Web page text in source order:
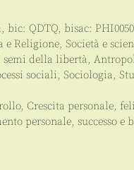
, bic: QDTQ, bisac:
e Religione, Società e
semi della libertà,
sociali, Sociologia,
, Crescita personale,
personale, successo e